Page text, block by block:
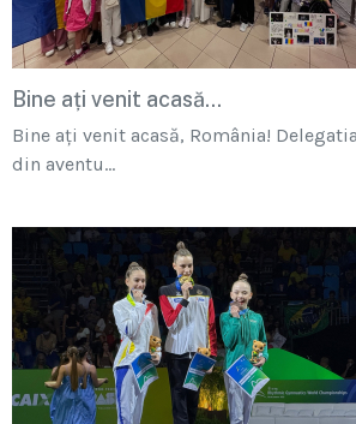
Bine ați venit acasă...
Bine ați venit acasă, România!
din aventu...